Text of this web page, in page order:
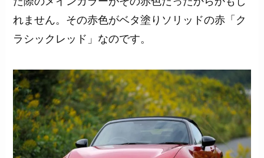
れません。その赤色がベタ塗りソリッドの赤「ク
ラシックレッド」なのです。